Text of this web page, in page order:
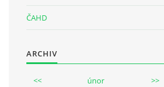
ČAHD
ARCHIV
<< únor
>>